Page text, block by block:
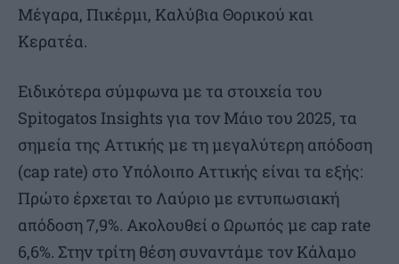
Μέγαρα, Πικέρμι, Καλύβια Θορικού και
Κερατέα.
Ειδικότερα σύμφωνα με τα στοιχεία του
Spitogatos Insights για τον Μάιο του 2025, τα
σημεία της Αττικής με τη μεγαλύτερη απόδοση
(cap rate) στο Υπόλοιπο Αττικής είναι τα εξής:
Πρώτο έρχεται το Λαύριο με εντυπωσιακή
απόδοση 7,9%. Ακολουθεί ο Ωρωπός με cap rate
6,6%. Στην τρίτη θέση συναντάμε τον Κάλαμο